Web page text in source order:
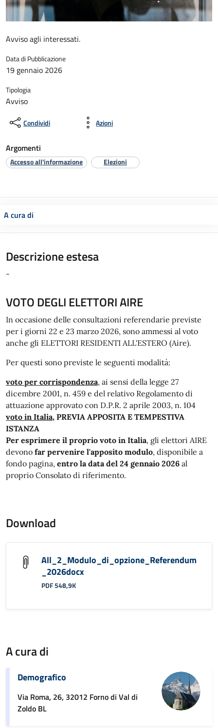
Avviso agli interessati.
Data di Pubblicazione
19 gennaio 2026
Tipologia
Avviso
Condividi Azioni
Argomenti
Accesso all'informazione Elezioni
A cura di
Descrizione estesa
-
VOTO DEGLI ELETTORI AIRE
In occasione delle consultazioni referendarie previste
per i giorni 22 e 23 marzo 2026, sono ammessi al voto
anche gli ELETTORI RESIDENTI ALL'ESTERO (Aire).
Per questi sono previste le seguenti modalità:
voto per corrispondenza, ai sensi della legge 27
dicembre 2001, n. 459 e del relativo Regolamento di
attuazione approvato con D.P.R. 2 aprile 2003, n. 104
voto in Italia, PREVIA APPOSITA E TEMPESTIVA
ISTANZA
Per esprimere il proprio voto in Italia, gli elettori AIRE
devono far pervenire l'apposito modulo, disponibile a
fondo pagina, entro la data del 24 gennaio 2026 al
proprio Consolato di riferimento.
Download
All_2_Modulo_di_opzione_Referendum
_2026docx
PDF 548,9K
A cura di
Demografico
Via Roma, 26, 32012 Forno di Val di
Zoldo BL